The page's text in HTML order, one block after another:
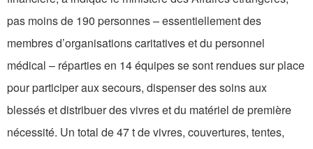
pas moins de 190 personnes – essentiellement des
membres d’organisations caritatives et du personnel
médical – réparties en 14 équipes se sont rendues sur place
pour participer aux secours, dispenser des soins aux
blessés et distribuer des vivres et du matériel de première
nécessité. Un total de 47 t de vivres, couvertures, tentes,